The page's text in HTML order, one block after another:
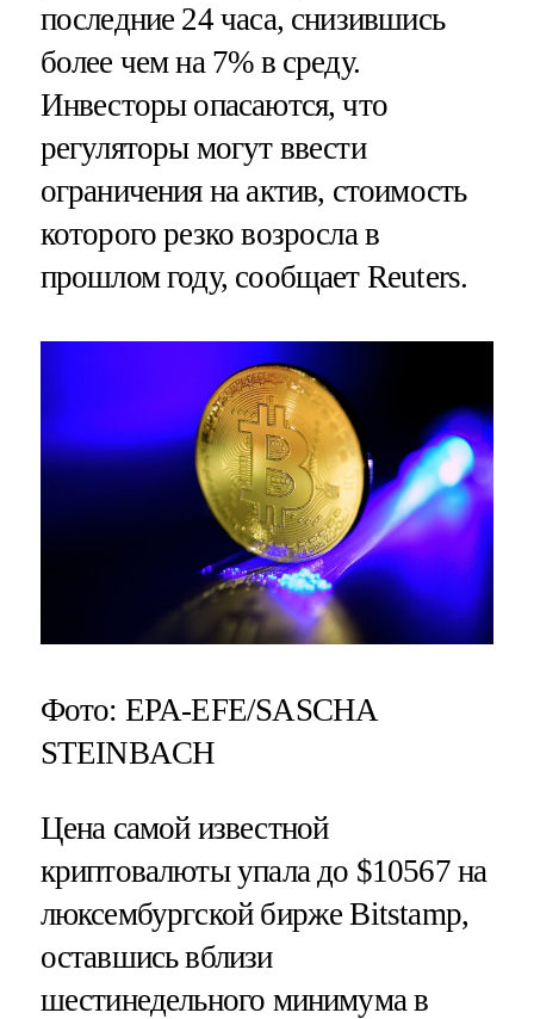
последние 24 часа, снизившись
более чем на 7% в среду.
Инвесторы опасаются, что
регуляторы могут ввести
ограничения на актив, стоимость
которого резко возросла в
прошлом году, сообщает Reuters.
Фото: EPA-EFE/SASCHA
STEINBACH
Цена самой известной
криптовалюты упала до $10567 на
люксембургской бирже Bitstamp,
оставшись вблизи
шестинедельного минимума в